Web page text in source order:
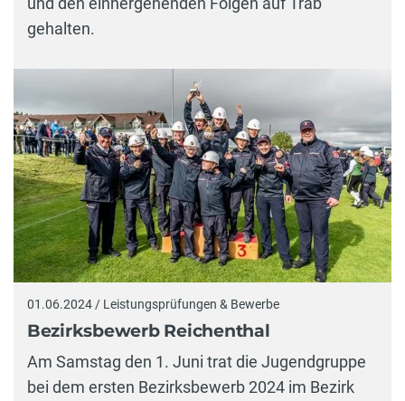
gehalten.
01.06.2024 / Leistungsprüfungen & Bewerbe
Bezirksbewerb Reichenthal
Am Samstag den 1. Juni trat die Jugendgruppe
bei dem ersten Bezirksbewerb 2024 im Bezirk